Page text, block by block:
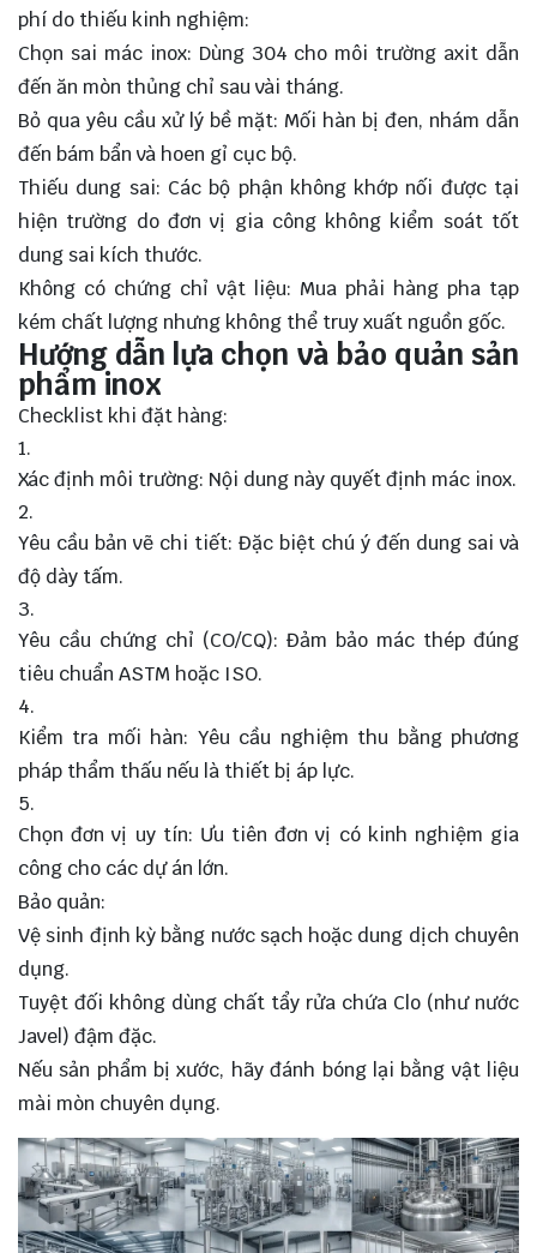
phí do thiếu kinh nghiệm:
Chọn sai mác inox: Dùng 304 cho môi trường axit dẫn
đến ăn mòn thủng chỉ sau vài tháng.
Bỏ qua yêu cầu xử lý bề mặt: Mối hàn bị đen, nhám dẫn
đến bám bẩn và hoen gỉ cục bộ.
Thiếu dung sai: Các bộ phận không khớp nối được tại
hiện trường do đơn vị gia công không kiểm soát tốt
dung sai kích thước.
Không có chứng chỉ vật liệu: Mua phải hàng pha tạp
kém chất lượng nhưng không thể truy xuất nguồn gốc.
Hướng dẫn lựa chọn và bảo quản sản
phẩm inox
Checklist khi đặt hàng:
Xác định môi trường: Nội dung này quyết định mác inox.
Yêu cầu bản vẽ chi tiết: Đặc biệt chú ý đến dung sai và
độ dày tấm.
Yêu cầu chứng chỉ (CO/CQ): Đảm bảo mác thép đúng
tiêu chuẩn ASTM hoặc ISO.
Kiểm tra mối hàn: Yêu cầu nghiệm thu bằng phương
pháp thẩm thấu nếu là thiết bị áp lực.
Chọn đơn vị uy tín: Ưu tiên đơn vị có kinh nghiệm gia
công cho các dự án lớn.
Bảo quản:
Vệ sinh định kỳ bằng nước sạch hoặc dung dịch chuyên
dụng.
Tuyệt đối không dùng chất tẩy rửa chứa Clo (như nước
Javel) đậm đặc.
Nếu sản phẩm bị xước, hãy đánh bóng lại bằng vật liệu
mài mòn chuyên dụng.